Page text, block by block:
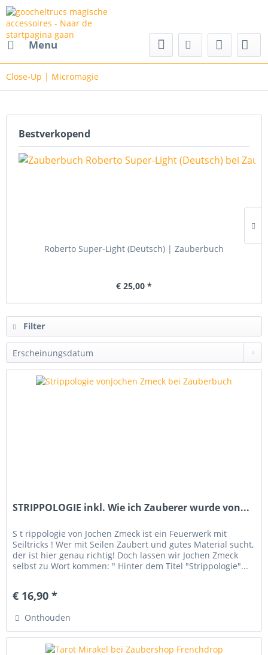
Menu
Close-Up | Micromagie
magische accessoires
Bestverkopend
Roberto Super-Light (Deutsch) | Zauberbuch
€ 25,00 *
Filter
STRIPPOLOGIE inkl. Wie ich Zauberer wurde von...
S t rippologie von Jochen Zmeck ist ein Feuerwerk mit
Seiltricks ! Wer mit Seilen Zaubert und gutes Material sucht,
der ist hier genau richtig! Doch lassen wir Jochen Zmeck
selbst zu Wort kommen: " Hinter dem Titel "Strippologie"...
€ 16,90 *
Onthouden